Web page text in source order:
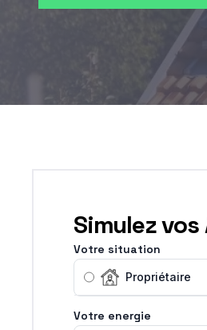
Simulez vos
Votre situation
Propriétaire
Votre energie